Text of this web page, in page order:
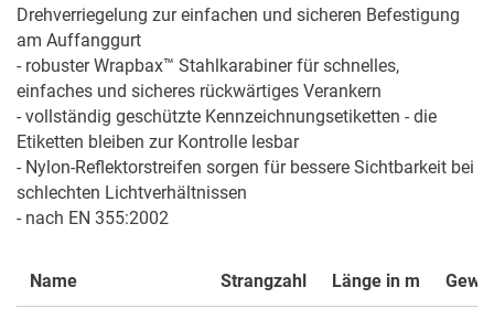
Drehverriegelung zur einfachen und sicheren Befestigung
am Auffanggurt
- robuster Wrapbax™ Stahlkarabiner für schnelles,
einfaches und sicheres rückwärtiges Verankern
- vollständig geschützte Kennzeichnungsetiketten - die
Etiketten bleiben zur Kontrolle lesbar
- Nylon-Reflektorstreifen sorgen für bessere Sichtbarkeit bei
schlechten Lichtverhältnissen
- nach EN 355:2002
Name Strangzahl Länge in m